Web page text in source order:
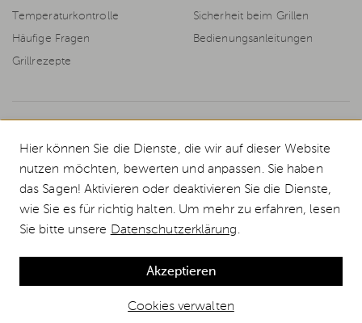
Temperaturkontrolle
Sicherheit beim Grillen
Häufige Fragen
Bedienungsanleitungen
Grillrezepte
© 2026 Weststyle GmbH · Europas grosser Weber Spezialist
Durchgestrichene Preise entsprechen dem bisherigen Preis bei Weststyle.
Das komplette Weber Grill Sortiment in Deutschlands größtem Weber
Markenshop. Jetzt sicher und günstig bestellen! Wir liefern alle Weber
Gasgrills und Weber Kugelgrills deutschlandweit in 1-2 Tagen.
sind Geschenkgutscheine, Grillkurse und Bücher. Gültig bis 28.02.2026
Hier können Sie die Dienste, die wir auf dieser Website
nutzen möchten, bewerten und anpassen. Sie haben
das Sagen! Aktivieren oder deaktivieren Sie die Dienste,
wie Sie es für richtig halten. Um mehr zu erfahren, lesen
Sie bitte unsere Datenschutzerklärung.
Cookies verwalten
Akzeptieren